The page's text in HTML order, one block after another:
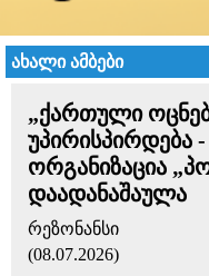
ახალი ამბები
„ქართული
უპირისპირდება
ორგანიზაცია
დაადანაშაულა
რეზონანსი
(08.07.2026)